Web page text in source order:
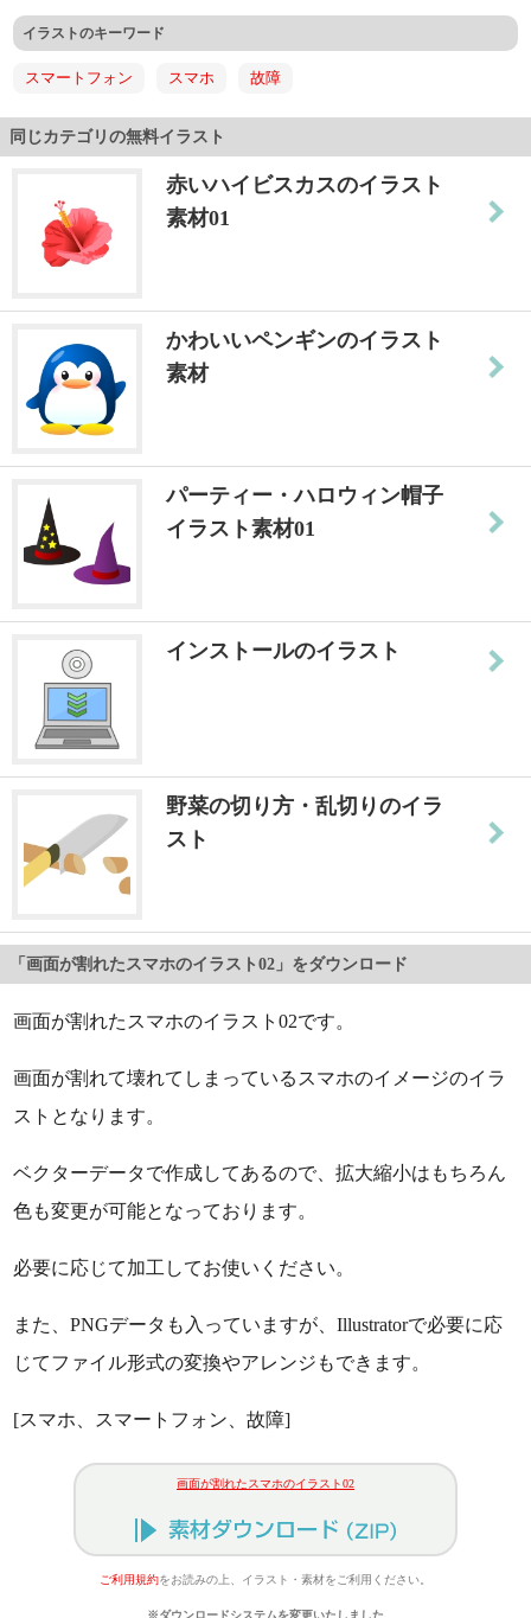
イラストのキーワード
スマートフォン スマホ 故障
同じカテゴリの無料イラスト
赤いハイビスカスのイラスト
素材01
かわいいペンギンのイラスト
素材
パーティー・ハロウィン帽子
イラスト素材01
インストールのイラスト
野菜の切り方・乱切りのイラ
スト
「画面が割れたスマホのイラスト02」をダウンロード
画面が割れたスマホのイラスト02です。
画面が割れて壊れてしまっているスマホのイメージのイラ
ストとなります。
ベクターデータで作成してあるので、拡大縮小はもちろん
色も変更が可能となっております。
必要に応じて加工してお使いください。
また、PNGデータも入っていますが、Illustratorで必要に応
じてファイル形式の変換やアレンジもできます。
[スマホ、スマートフォン、故障]
画面が割れたスマホのイラスト02
ご利用規約をお読みの上、イラスト・素材をご利用ください。
※ダウンロードシステムを変更いたしました